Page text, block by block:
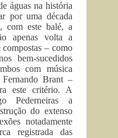
águas na história
por uma década
com este balé, a
apenas volta a
– como
bem-sucedidos
com música
Brant –
este critério. A
Pederneiras a
do extenso
notadamente
registrada das